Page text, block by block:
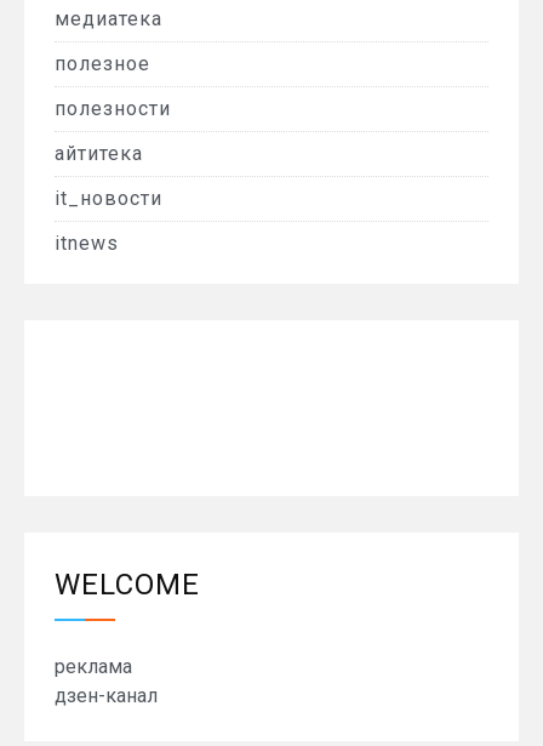
медиатека
полезное
полезности
айтитека
it_новости
itnews
WELCOME
реклама
дзен-канал